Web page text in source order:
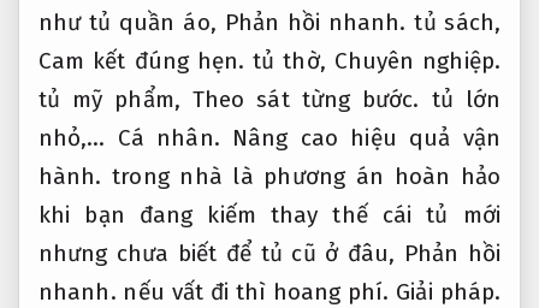
như tủ quần áo, Phản hồi nhanh. tủ sách,
Cam kết đúng hẹn. tủ thờ, Chuyên nghiệp.
tủ mỹ phẩm, Theo sát từng bước. tủ lớn
nhỏ,… Cá nhân. Nâng cao hiệu quả vận
hành. trong nhà là phương án hoàn hảo
khi bạn đang kiếm thay thế cái tủ mới
nhưng chưa biết để tủ cũ ở đâu, Phản hồi
nhanh. nếu vất đi thì hoang phí. Giải pháp.